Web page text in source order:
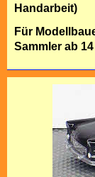
Handarbeit)
Für
Sammler ab